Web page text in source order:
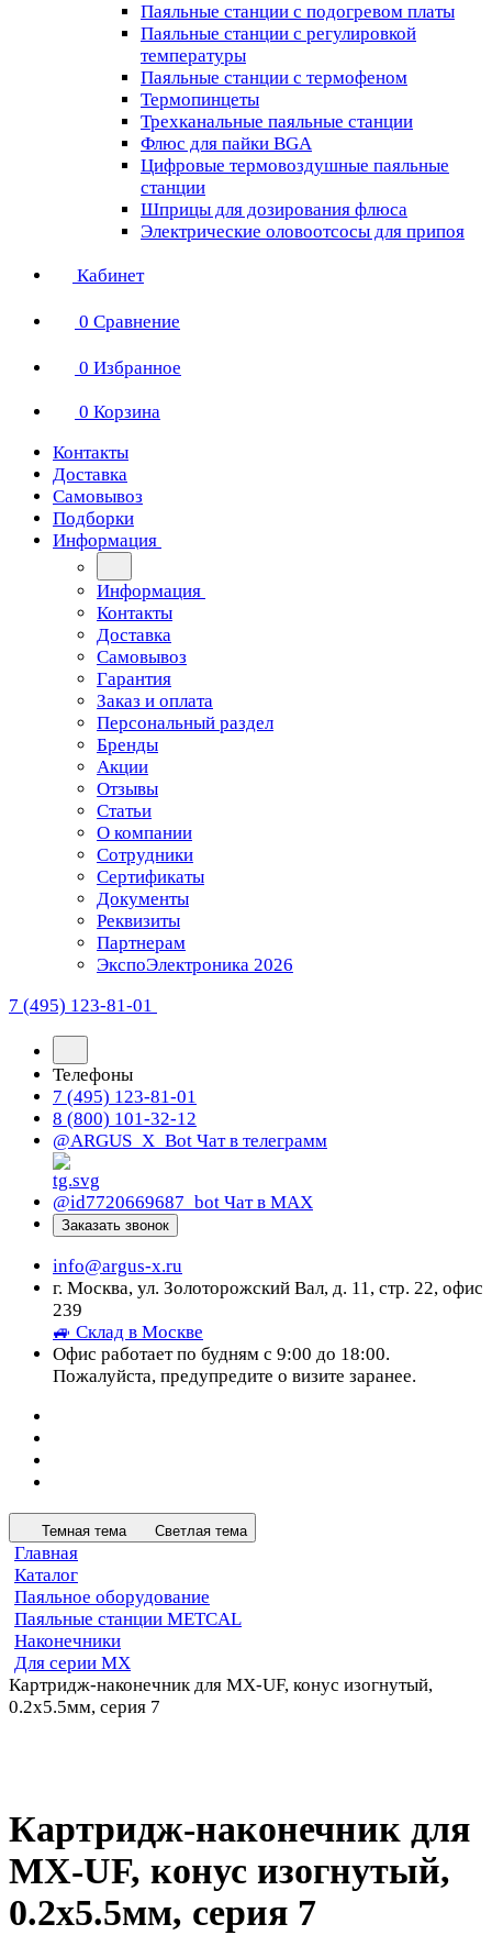
Паяльные станции с подогревом платы
Паяльные станции с регулировкой
температуры
Паяльные станции с термофеном
Термопинцеты
Трехканальные паяльные станции
Флюс для пайки BGA
Цифровые термовоздушные паяльные
станции
Шприцы для дозирования флюса
Электрические оловоотсосы для припоя
Кабинет
0 Сравнение
0 Избранное
0 Корзина
Контакты
Доставка
Самовывоз
Подборки
Информация
Информация
Контакты
Доставка
Самовывоз
Гарантия
Заказ и оплата
Персональный раздел
Бренды
Акции
Отзывы
Статьи
О компании
Сотрудники
Сертификаты
Документы
Реквизиты
Партнерам
ЭкспоЭлектроника 2026
7 (495) 123-81-01
Телефоны
7 (495) 123-81-01
8 (800) 101-32-12
@ARGUS_X_Bot Чат в телеграмм
@id7720669687_bot Чат в МАХ
Заказать звонок
info@argus-x.ru
г. Москва, ул. Золоторожский Вал, д. 11, стр. 22, офис
239
🚙 Склад в Москве
Офис работает по будням с 9:00 до 18:00.
Пожалуйста, предупредите о визите заранее.
Темная тема Светлая тема
Главная
Каталог
Паяльное оборудование
Паяльные станции METCAL
Наконечники
Для серии MX
Картридж-наконечник для MX-UF, конус изогнутый,
0.2х5.5мм, серия 7
Картридж-наконечник для
MX-UF, конус изогнутый,
0.2х5.5мм, серия 7